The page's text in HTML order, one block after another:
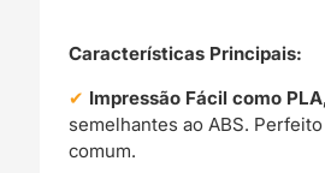
Características Principais:
Impressão Fácil como
semelhantes ao ABS.
comum.